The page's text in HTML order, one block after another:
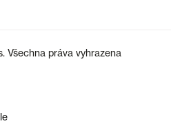
Všechna práva vyhrazena